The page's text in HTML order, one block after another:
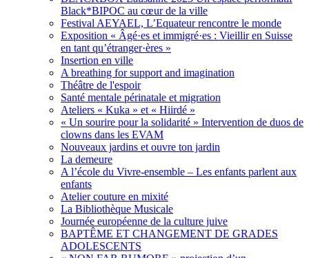
Black*BIPOC au cœur de la ville
Festival AEYAEL, L’Equateur rencontre le monde
Exposition « Âgé·es et immigré·es : Vieillir en Suisse
en tant qu’étranger·ères »
Insertion en ville
A breathing for support and imagination
Théâtre de l'espoir
Santé mentale périnatale et migration
Ateliers « Kuka » et « Hiirdé »
« Un sourire pour la solidarité » Intervention de duos de
clowns dans les EVAM
Nouveaux jardins et ouvre ton jardin
La demeure
A l’école du Vivre-ensemble – Les enfants parlent aux
enfants
Atelier couture en mixité
La Bibliothèque Musicale
Journée européenne de la culture juive
BAPTÊME ET CHANGEMENT DE GRADES
ADOLESCENTS